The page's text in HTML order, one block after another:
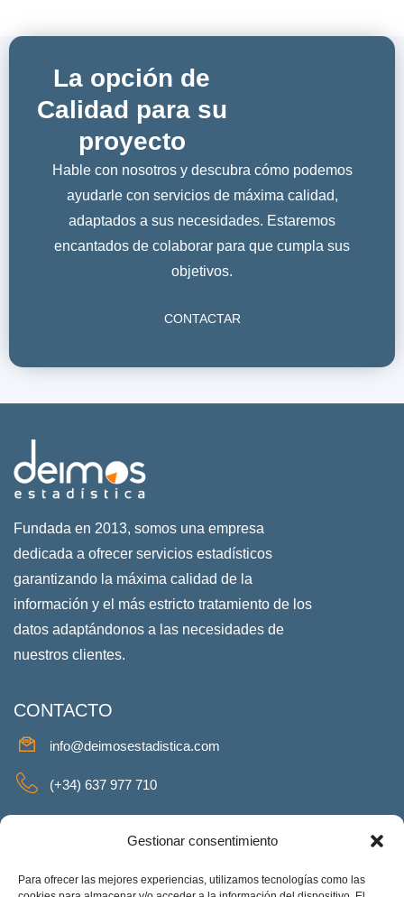
Gestionar consentimiento
Para ofrecer las mejores experiencias, utilizamos tecnologías como las
La opción de
Calidad para su
proyecto
Hable con nosotros y descubra cómo podemos
ayudarle con servicios de máxima calidad,
adaptados a sus necesidades. Estaremos
encantados de colaborar para que cumpla sus
objetivos.
CONTACTAR
Fundada en 2013, somos una empresa
dedicada a ofrecer servicios estadísticos
garantizando la máxima calidad de la
información y el más estricto tratamiento de los
datos adaptándonos a las necesidades de
nuestros clientes.
CONTACTO
info@deimosestadistica.com
(+34) 637 977 710